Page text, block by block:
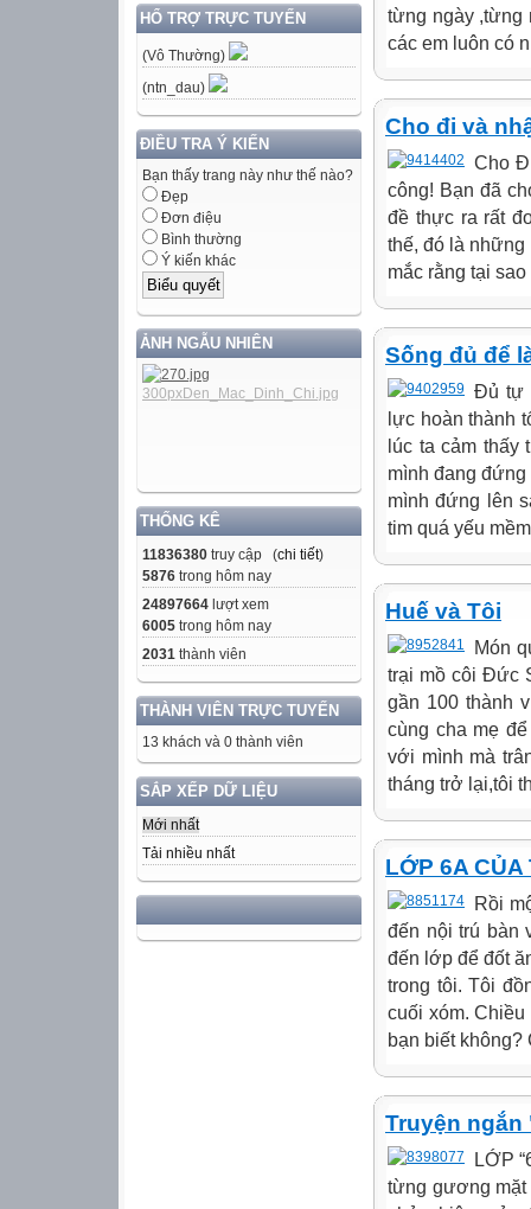
HỔ TRỢ TRỰC TUYẾN
(Vô Thường)
(ntn_dau)
ĐIỀU TRA Ý KIẾN
Bạn thấy trang này như thế nào?
Đẹp
Đơn điệu
Bình thường
Ý kiến khác
ẢNH NGẪU NHIÊN
THỐNG KÊ
11836380 truy cập (chi tiết)
5876 trong hôm nay
24897664 lượt xem
6005 trong hôm nay
2031 thành viên
THÀNH VIÊN TRỰC TUYẾN
13 khách và 0 thành viên
SẮP XẾP DỮ LIỆU
Mới nhất
Tải nhiều nhất
từng ngày ,từng
các em luôn có
Cho đi và
Cho
công! Bạn đã
đề thực ra rất
thế, đó là những
mắc rằng tại
Sống đủ để
Đủ tự
lực hoàn thành
lúc ta cảm
mình đang
mình đứng lên
tim quá yếu
Huế và Tôi
Món
trại mồ côi Đức
gần 100 thành
cùng cha mẹ
với mình mà
tháng trở lại,tôi
LỚP 6A CỦA
Rồi
đến nội trú bàn
đến lớp để đốt
trong tôi. Tôi
cuối xóm.
bạn biết không?
Truyện
LỚP
từng gương mặt